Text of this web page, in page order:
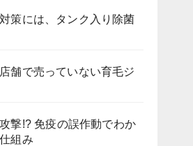
策には、タンク入り除菌
舗で売っていない育毛ジ
撃!? 免疫の誤作動でわか
組み